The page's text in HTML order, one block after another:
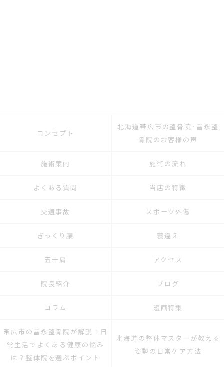
コンセプト
北海道帯広市の整骨院･冨永整
骨院のお客様の声
施術案内 施術の流れ
よくある質問 当店の特徴
交通事故 スポーツ外傷
ぎっくり腰 寝違え
五十肩 アクセス
院長紹介 ブログ
コラム 漫画特集
帯広市の冨永整骨院が解説！日
常生活でよくある健康の悩み
は？整体院を選ぶポイント
北海道の整体マスターが教える
姿勢の日常ケア方法